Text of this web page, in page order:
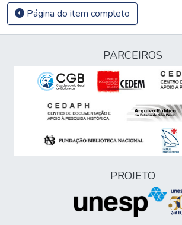
Página do item completo
PARCEIROS
PROJETO